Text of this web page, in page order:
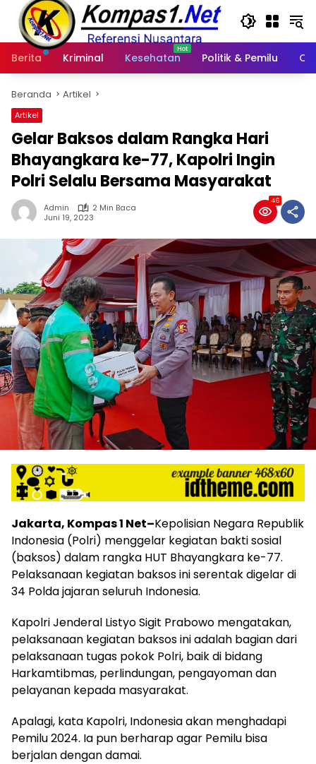
Langsung
konten
Berita
Kriminal Kesehatan Politik & Pemilu
Beranda Artikel
Artikel
Gelar Baksos dalam Rangka Hari
Bhayangkara ke-77, Kapolri Ingin
Polri Selalu Bersama Masyarakat
Admin
2 Min Baca
Juni 19, 2023
46
Jakarta, Kompas 1 Net–Kepolisian Negara Republik
Indonesia (Polri) menggelar kegiatan bakti sosial
(baksos) dalam rangka HUT Bhayangkara ke-77.
Pelaksanaan kegiatan baksos ini serentak digelar di
34 Polda jajaran seluruh Indonesia.
Kapolri Jenderal Listyo Sigit Prabowo mengatakan,
pelaksanaan kegiatan baksos ini adalah bagian dari
pelaksanaan tugas pokok Polri, baik di bidang
Harkamtibmas, perlindungan, pengayoman dan
pelayanan kepada masyarakat.
Apalagi, kata Kapolri, Indonesia akan menghadapi
Pemilu 2024. Ia pun berharap agar Pemilu bisa
berjalan dengan damai.